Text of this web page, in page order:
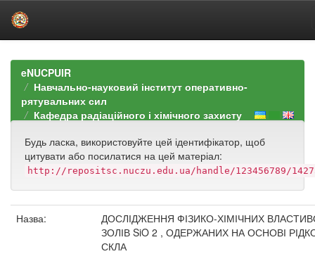
navigationeNUCPUIR
Навчально-науковий інститут оперативно-
рятувальних сил
Кафедра радіаційного і хімічного захисту
Будь ласка, використовуйте цей ідентифікатор, щоб
цитувати або посилатися на цей матеріал:
http://repositsc.nuczu.edu.ua/handle/123456789/
Назва:
ДОСЛІДЖЕННЯ ФІЗИКО-ХІМІЧНИХ
ЗОЛІВ SiO 2 , ОДЕРЖАНИХ НА ОСНОВІ
СКЛА